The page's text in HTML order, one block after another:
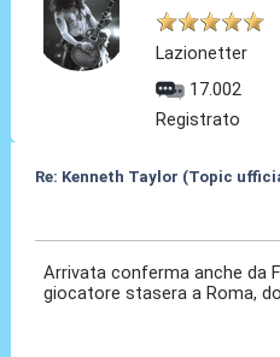
Lazionetter
17.002
Registrato
Re: Kenneth Taylor (Topic
Arrivata conferma anche da
giocatore stasera a Roma,